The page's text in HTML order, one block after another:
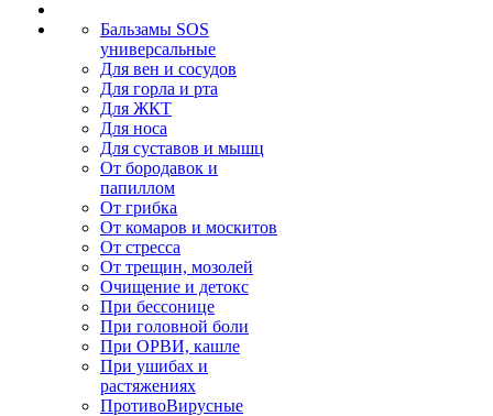
Бальзамы SOS
универсальные
Для вен и сосудов
Для горла и рта
Для ЖКТ
Для носа
Для суставов и мышц
От бородавок и
папиллом
От грибка
От комаров и москитов
От стресса
От трещин, мозолей
Очищение и детокс
При бессонице
При головной боли
При ОРВИ, кашле
При ушибах и
растяжениях
ПротивоВирусные